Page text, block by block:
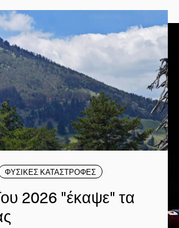
ΦΥΣΙΚΕΣ ΚΑΤΑΣΤΡΟΦΕΣ
2026 "έκαψε" τα